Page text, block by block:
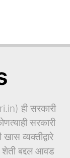
ही सरकारी
सरकारी
व्यक्तीद्वारे
शेती बद्दल आवड